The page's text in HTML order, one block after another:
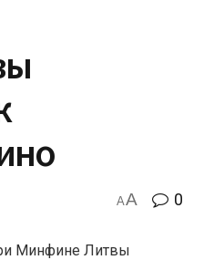
AA 0
Минфине Литвы